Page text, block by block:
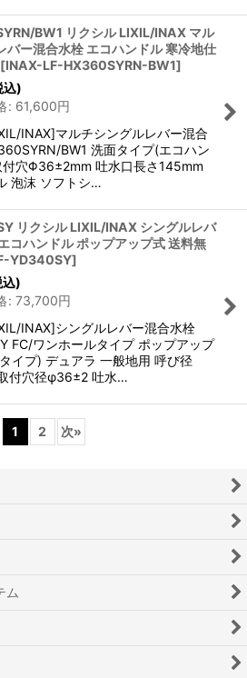
BW1 リクシル LIXIL/INAX マル
バー混合水栓 エコハンドル 寒冷地仕
[INAX-LF-HX360SYRN-BW1]
込)
: 61,600円
INAX]マルチシングルレバー混合
BW1 洗面タイプ(エコハン
付穴Φ36±2mm 吐水口長さ145mm
泡沫 ソフトシ…
リクシル LIXIL/INAX シングルレバ
コハンドル ポップアップ式 送料無
YD340SY]
込)
: 73,700円
INAX]シングルレバー混合水栓
FC/ワンホールタイプ ポップアップ
イプ) デュアラ 一般地用 呼び径
付穴径φ36±2 吐水…
1 2 次»
ム